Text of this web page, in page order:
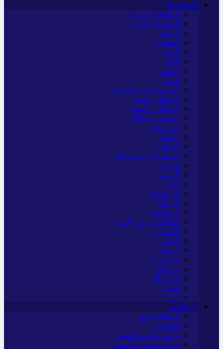
*استان ها
آذربایجان شرقی
آذربایجان غربی
اردبیل
اصفهان
البرز
ایلام
بوشهر
تهران
چهار محال و بختیاری
خراسان جنوبی
خراسان رضوی
خراسان شمالی
خوزستان
زنجان
سمنان
سیستان و بلوچستان
فارس
قزوین
قم
کردستان
کرمان
کرمانشاه
کهگلویه و بویر احمد
گلستان
گیلان
لرستان
مازندران
مرکزی
هرمزگان
همدان
یزد
*ماناسپهر
یادداشت روز
اطلاعیه
پیام تبریک ماناسپهر
پیام تسلیت ماناسپهر